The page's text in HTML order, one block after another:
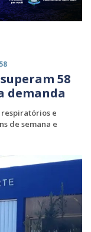
58
demanda
e
de semana e